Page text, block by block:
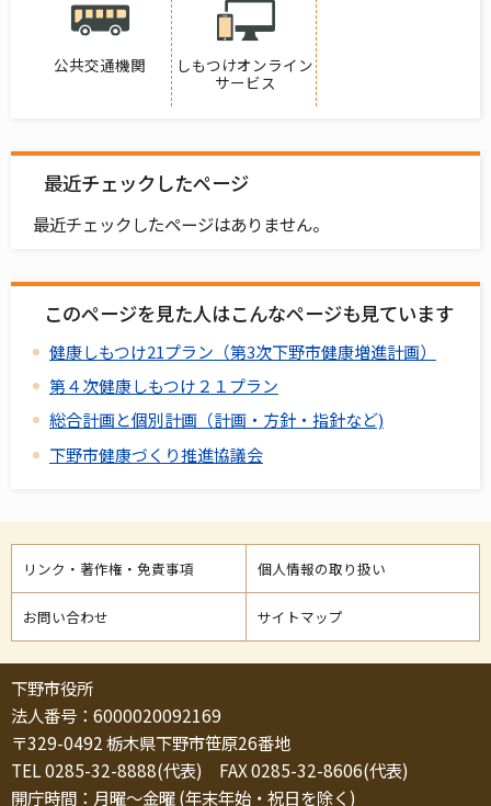
公共交通機関
しもつけオンライン
サービス
最近チェックしたページ
最近チェックしたページはありません。
このページを見た人はこんなページも見ています
健康しもつけ21プラン（第3次下野市健康増進計画）
第４次健康しもつけ２１プラン
総合計画と個別計画（計画・方針・指針など)
下野市健康づくり推進協議会
リンク・著作権・免責事項 個人情報の取り扱い
お問い合わせ サイトマップ
下野市役所
法人番号：6000020092169
〒329-0492 栃木県下野市笹原26番地
TEL 0285-32-8888(代表) FAX 0285-32-8606(代表)
開庁時間：月曜～金曜 (年末年始・祝日を除く)